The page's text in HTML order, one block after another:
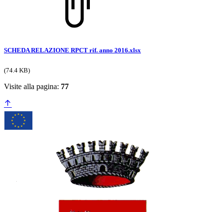
SCHEDA RELAZIONE RPCT rif. anno 2016.xlsx
(74.4 KB)
Visite alla pagina: 77